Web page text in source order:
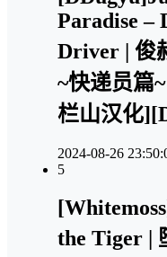
Paradise –
Driver | 俊
~快递员篇
栏山汉化
2024-08-26
5
the Tiger |